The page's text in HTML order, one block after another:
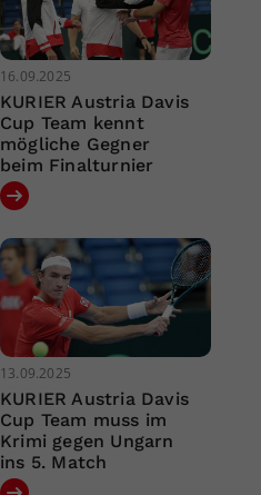
16.09.2025
KURIER Austria Davis
Cup Team kennt
mögliche Gegner
beim Finalturnier
13.09.2025
KURIER Austria Davis
Cup Team muss im
Krimi gegen Ungarn
ins 5. Match